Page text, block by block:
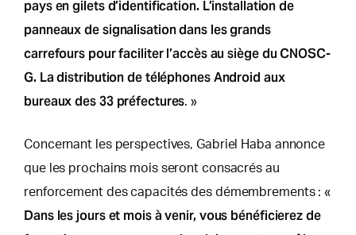
pays en gilets d’identification. L’installation de
panneaux de signalisation dans les grands
carrefours pour faciliter l’accès au siège du CNOSC-
G. La distribution de téléphones Android aux
bureaux des 33 préfectures. »
Concernant les perspectives, Gabriel Haba annonce
que les prochains mois seront consacrés au
renforcement des capacités des démembrements : «
Dans les jours et mois à venir, vous bénéficierez de